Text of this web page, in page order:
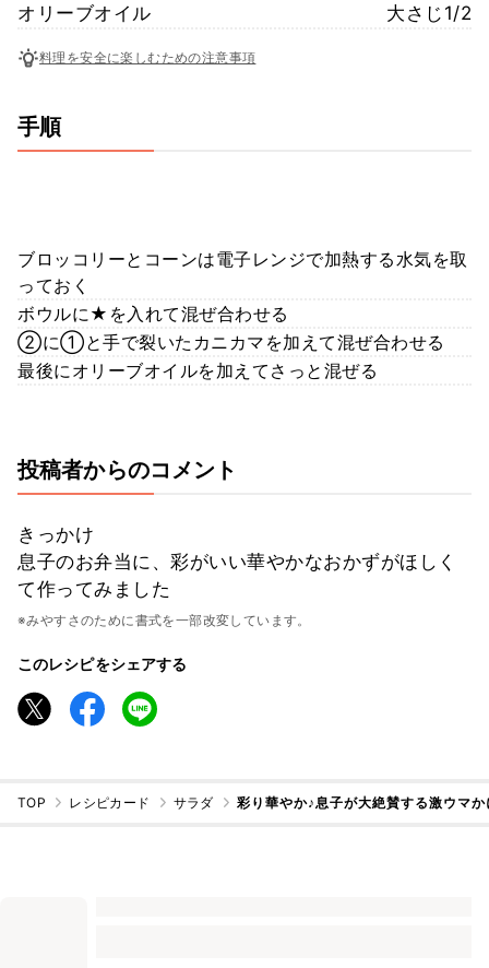
オリーブオイル
大さじ1/2
料理を安全に楽しむための注意事項
手順
ブロッコリーとコーンは電子レンジで加熱する水気を取
っておく
ボウルに★を入れて混ぜ合わせる
②に①と手で裂いたカニカマを加えて混ぜ合わせる
最後にオリーブオイルを加えてさっと混ぜる
投稿者からのコメント
きっかけ
息子のお弁当に、彩がいい華やかなおかずがほしく
て作ってみました
※みやすさのために書式を一部改変しています。
このレシピをシェアする
TOP レシピカード サラダ 彩り華やか♪息子が大絶賛する激ウマ